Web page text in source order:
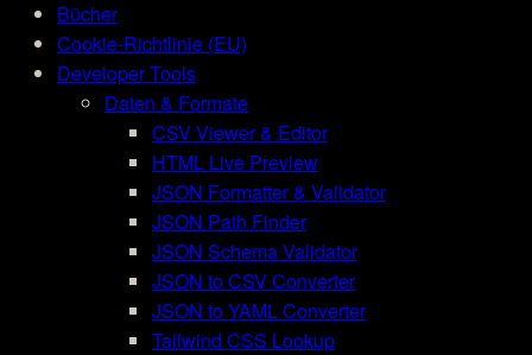
Bücher
Cookie-Richtlinie (EU)
Developer Tools
Daten & Formate
CSV Viewer & Editor
HTML Live Preview
JSON Formatter & Validator
JSON Path Finder
JSON Schema Validator
JSON to CSV Converter
JSON to YAML Converter
Tailwind CSS Lookup